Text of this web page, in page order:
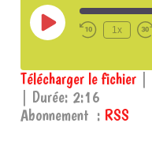
Play
Episode
1x
RSS
SHARE
Télécharger le fichier
Durée: 2:16
Abonnement : RSS